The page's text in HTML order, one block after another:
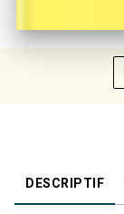
DESCRIPTIF